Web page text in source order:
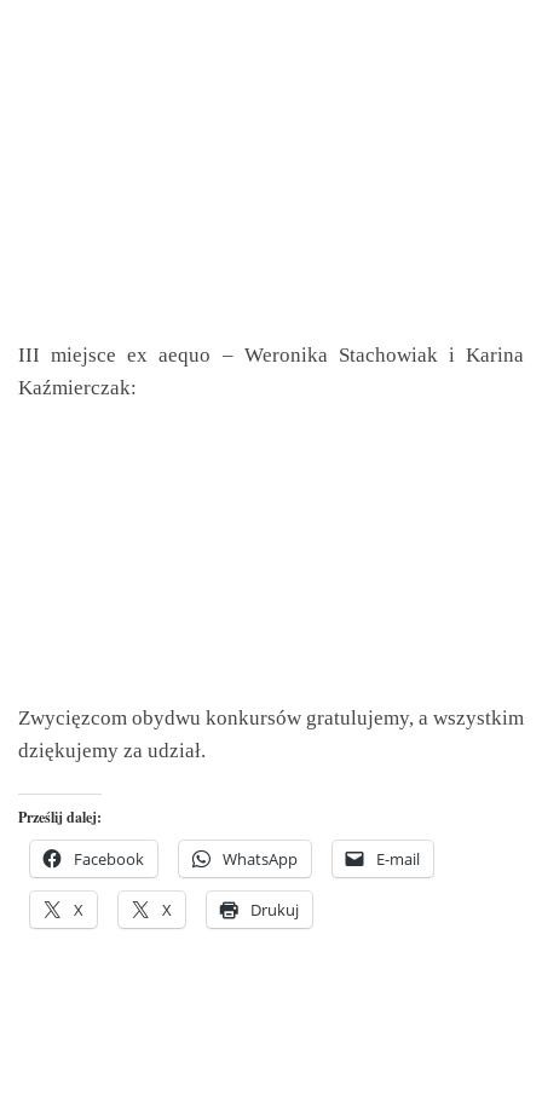
III miejsce ex aequo – Weronika Stachowiak i Karina
Kaźmierczak:
Zwycięzcom obydwu konkursów gratulujemy, a wszystkim
dziękujemy za udział.
Prześlij dalej:
Facebook WhatsApp E-mail
X X Drukuj